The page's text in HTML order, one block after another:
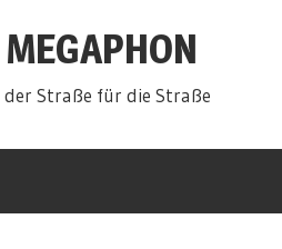
MEGAPHON
Straße für die Straße